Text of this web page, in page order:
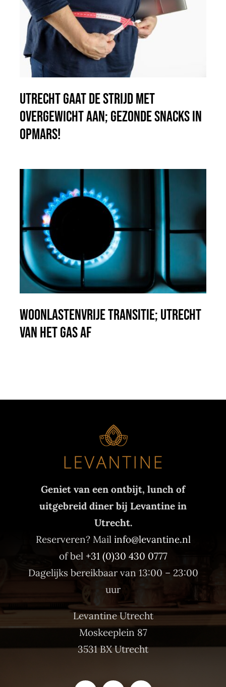
Utrecht gaat de strijd met
overgewicht aan; gezonde snacks in
opmars!
Woonlastenvrije transitie; Utrecht
van het gas af
Geniet van een ontbijt, lunch of
uitgebreid diner bij Levantine in
Utrecht.
Reserveren? Mail info@levantine.nl
of bel +31 (0)30 430 0777
Dagelijks bereikbaar van 13:00 – 23:00
uur
Levantine Utrecht
Moskeeplein 87
3531 BX Utrecht